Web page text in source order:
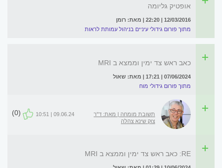
אופטיק גליומה
12/03/2016 | 22:20 | מאת: רומן
מתוך פורום גידולי עיניים בניהול עמותת לראות
כאב ראש צד ימין וממצא ב MRI
07/06/2024 | 17:21 | מאת: שאול
מתוך פורום גידולי מוח
תשובת מומחה | מאת: ד"ר
צוק שינא צהלה
09.06.24 | 10:51
(0)
RE: כאב ראש צד ימין וממצא ב MRI